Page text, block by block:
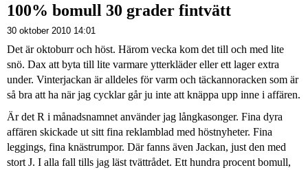
100% bomull 30 grader fintvätt
30 oktober 2010 14:01
Det är oktoburr och höst. Härom vecka kom det till och med lite
snö. Dax att byta till lite varmare ytterkläder eller ett lager extra
under. Vinterjackan är alldeles för varm och täckannoracken som är
så bra att ha när jag cycklar går ju inte att knäppa upp inne i affären.
Är det R i månadsnamnet använder jag långkasonger. Fina dyra
affären skickade ut sitt fina reklamblad med höstnyheter. Fina
leggings, fina knästrumpor. Där fanns även Jackan, just den med
stort J. I alla fall tills jag läst tvättrådet. Ett hundra procent bomull,